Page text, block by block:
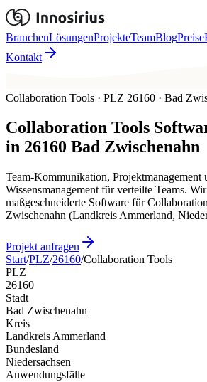
BranchenLösungenProjekteTeamBlogPreise
Kontakt
Collaboration Tools · PLZ 26160 · Bad
Collaboration Tools
in 26160 Bad Zwischenahn
Team-Kommunikation, Projektmanagement
Wissensmanagement für verteilte Teams.
maßgeschneiderte Software für
Zwischenahn (Landkreis Ammerland,
Projekt anfragen
Start/PLZ/26160/Collaboration Tools
PLZ
26160
Stadt
Bad Zwischenahn
Kreis
Landkreis Ammerland
Bundesland
Niedersachsen
Anwendungsfälle